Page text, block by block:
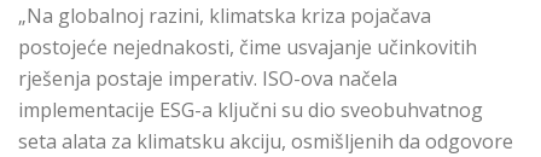
„Na globalnoj razini, klimatska kriza pojačava
postojeće nejednakosti, čime usvajanje učinkovitih
rješenja postaje imperativ. ISO-ova načela
implementacije ESG-a ključni su dio sveobuhvatnog
seta alata za klimatsku akciju, osmišljenih da odgovore